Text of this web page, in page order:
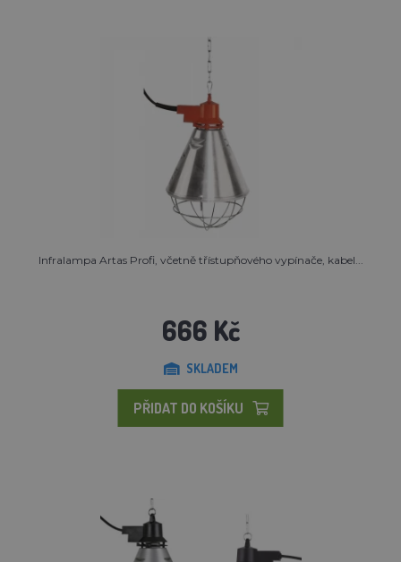
Infralampa Artas Profi, včetně třístupňového vypínače, kabel...
666 Kč
SKLADEM
PŘIDAT DO KOŠÍKU